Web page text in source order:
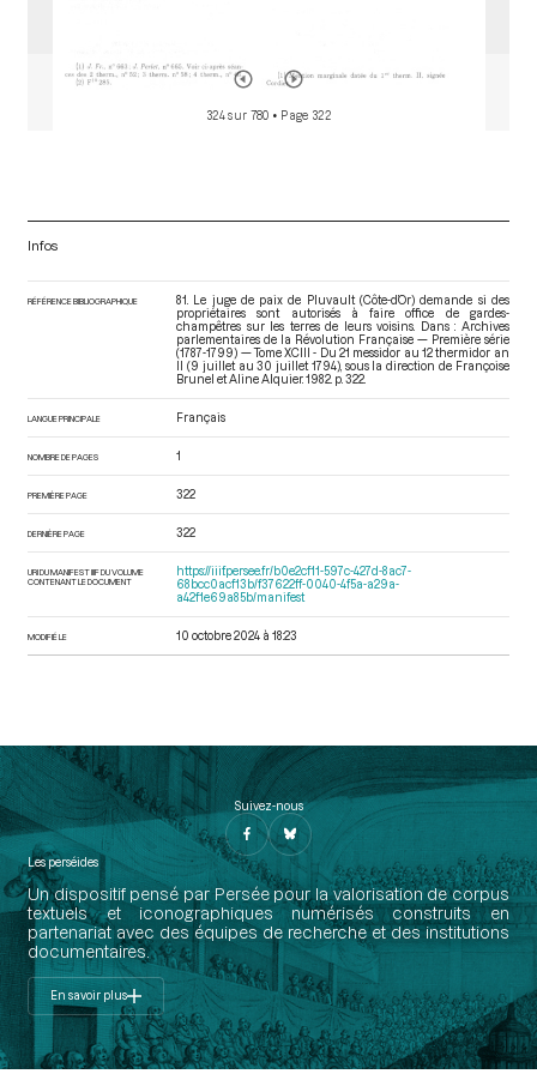
324 sur 780 • Page 322
Infos
RÉFÉRENCE BIBLIOGRAPHIQUE
81. Le juge de paix de Pluvault (Côte-d’Or) demande si des
propriétaires sont autorisés à faire office de gardes-
champêtres sur les terres de leurs voisins. Dans : Archives
parlementaires de la Révolution Française — Première série
(1787-1799) — Tome XCIII - Du 21 messidor au 12 thermidor an
II (9 juillet au 30 juillet 1794), sous la direction de Françoise
Brunel et Aline Alquier. 1982. p. 322.
LANGUE PRINCIPALE Français
NOMBRE DE PAGES 1
PREMIÈRE PAGE 322
DERNIÈRE PAGE 322
URI DU MANIFEST IIIF DU VOLUME
CONTENANT LE DOCUMENT
https://iiif.persee.fr/b0e2cf11-597c-427d-8ac7-
68bcc0acf13b/f37622ff-0040-4f5a-a29a-
a42f1e69a85b/manifest
MODIFIÉ LE 10 octobre 2024 à 18:23
Suivez-nous
Les perséides
Un dispositif pensé par Persée pour la valorisation de corpus
textuels et iconographiques numérisés construits en
partenariat avec des équipes de recherche et des institutions
documentaires.
En savoir plus